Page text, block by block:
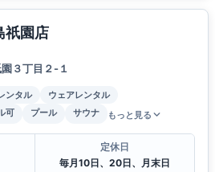
祇園店
３丁目２-１
ンタル
ウェアレンタル
可 プール サウナ もっと見る
定休日
毎月10日、20日、月末日